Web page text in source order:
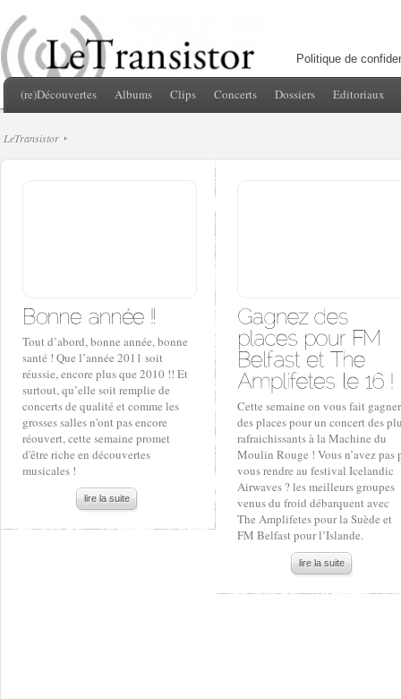
Politique de
(re)Découvertes Albums Clips Concerts Dossiers Editoriaux
LeTransistor
Tout d’abord, bonne année, bonne
santé ! Que l’année 2011 soit
réussie, encore plus que 2010 !! Et
surtout, qu’elle soit remplie de
concerts de qualité et comme les
grosses salles n'ont pas encore
réouvert, cette semaine promet
d'être riche en découvertes
musicales !
lire la suite
Cette semaine on vous fait gagner
des places pour un concert des
rafraichissants à la Machine du
Moulin Rouge ! Vous n’avez pas
vous rendre au festival Icelandic
Airwaves ? les meilleurs groupes
venus du froid débarquent avec
The Amplifetes pour la Suède et
FM Belfast pour l’Islande.
lire la suite